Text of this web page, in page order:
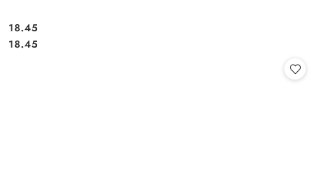
Cena:
18.45
Cena:
18.45